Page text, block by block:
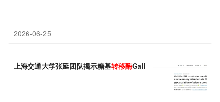
2026-06-25
上海交通大学张延团队揭示糖基转移酶GalNAc-T13通过修饰癫痫